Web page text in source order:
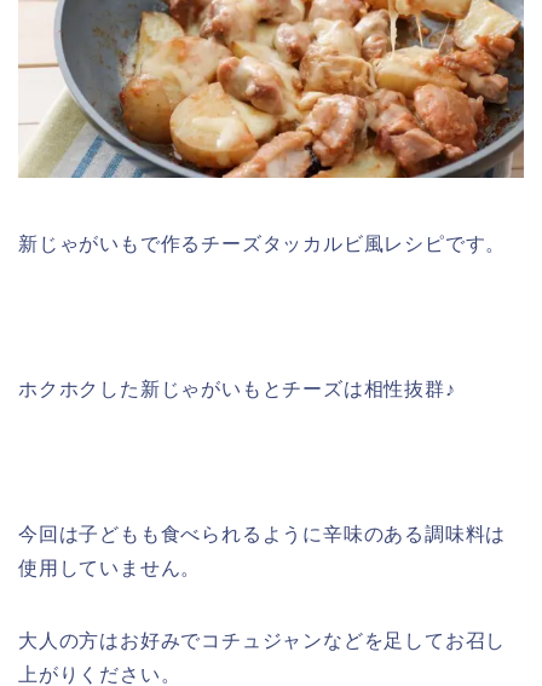
新じゃがいもで作るチーズタッカルビ風レシピです。
ホクホクした新じゃがいもとチーズは相性抜群♪
今回は子どもも食べられるように辛味のある調味料は
使用していません。
大人の方はお好みでコチュジャンなどを足してお召し
上がりください。